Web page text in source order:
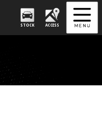
STOCK ACCESS